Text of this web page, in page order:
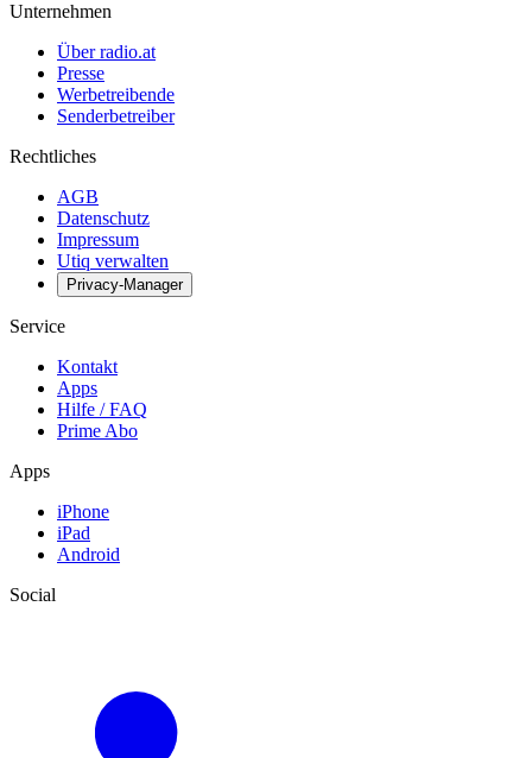
Unternehmen
Über radio.at
Presse
Werbetreibende
Senderbetreiber
Rechtliches
AGB
Datenschutz
Impressum
Utiq verwalten
Privacy-Manager
Service
Kontakt
Apps
Hilfe / FAQ
Prime Abo
Apps
iPhone
iPad
Android
Social